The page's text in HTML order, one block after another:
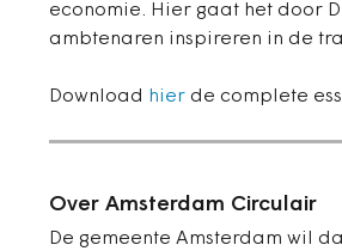
economie. Hier gaat het door
ambtenaren inspireren in de
Download hier de complete
Over Amsterdam Circulair
De gemeente Amsterdam wil